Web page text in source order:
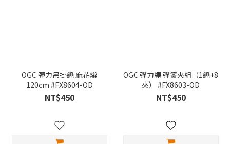
OGC 彈力吊掛繩 麻花辮
120cm #FX8604-OD
NT$450
OGC 彈力繩 彈簧夾組（1繩+8
夾） #FX8603-OD
NT$450